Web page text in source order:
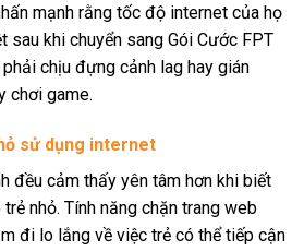
mạnh rằng tốc độ internet của họ
sau khi chuyển sang Gói Cước FPT
chịu đựng cảnh lag hay gián
chơi game.
sử dụng internet
đều cảm thấy yên tâm hơn khi biết
nhỏ. Tính năng chặn trang web
đi lo lắng về việc trẻ có thể tiếp cận